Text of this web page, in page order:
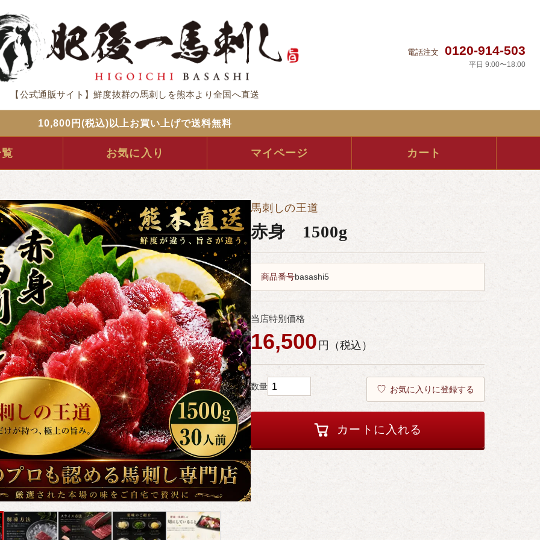
【公式通販サイト】鮮度抜群の馬刺しを熊本より全国へ直送
電話注文 0120-914-503
平日 9:00〜18:00
10,800円(税込)以上お買い上げで送料無料
お気に入り マイページ カート
›
馬刺しの王道
赤身 1500g
商品番号basashi5
当店特別価格
16,500
お気に入りに登録する
カートに入れる